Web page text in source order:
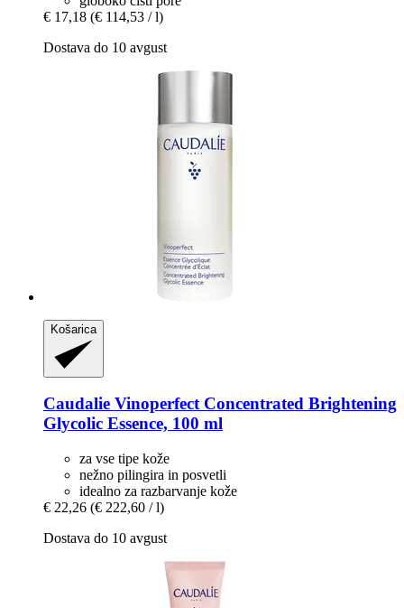
€ 17,18 (€ 114,53 / l)
Dostava do 10 avgust
Košarica
Caudalie Vinoperfect Concentrated Brightening
Glycolic Essence, 100 ml
za vse tipe kože
nežno pilingira in posvetli
idealno za razbarvanje kože
€ 22,26 (€ 222,60 / l)
Dostava do 10 avgust